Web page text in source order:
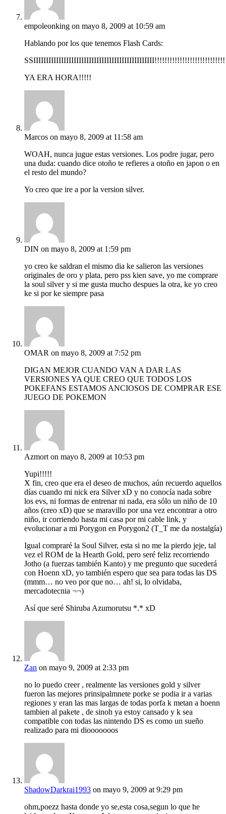
empoleonking on mayo 8, 2009 at 10:59 am
Hablando por los que tenemos Flash Cards:
YA ERA HORA!!!!!
Marcos on mayo 8, 2009 at 11:58 am
WOAH, nunca jugue estas versiones. Los podre jugar, pero
una duda: cuando dice otoño te refieres a otoño en japon o en
el resto del mundo?
Yo creo que ire a por la version silver.
DIN on mayo 8, 2009 at 1:59 pm
yo creo ke saldran el mismo dia ke salieron las versiones
originales de oro y plata, pero pss kien save, yo me comprare
la soul silver y si me gusta mucho despues la otra, ke yo creo
ke si por ke siempre pasa
OMAR on mayo 8, 2009 at 7:52 pm
DIGAN MEJOR CUANDO VAN A DAR LAS
VERSIONES YA QUE CREO QUE TODOS LOS
POKEFANS ESTAMOS ANCIOSOS DE COMPRAR ESE
JUEGO DE POKEMON
Azmort on mayo 8, 2009 at 10:53 pm
Yupi!!!!!
X fin, creo que era el deseo de muchos, aún recuerdo aquellos
días cuando mi nick era Silver xD y no conocía nada sobre
los evs, ni formas de entrenar ni nada, era sólo un niño de 10
años (creo xD) que se maravillo por una vez encontrar a otro
niño, ir corriendo hasta mi casa por mi cable link, y
evolucionar a mi Porygon en Porygon2 (T_T me da nostalgía)
Igual compraré la Soul Silver, esta si no me la pierdo jeje, tal
vez el ROM de la Hearth Gold, pero seré feliz recorriendo
Jotho (a fuerzas también Kanto) y me pregunto que sucederá
con Hoenn xD, yo también espero que sea para todas las DS
(mmm… no veo por que no… ah! si, lo olvidaba,
mercadotecnia ¬¬)
Así que seré Shiruba Azumorutsu *.* xD
Zan on mayo 9, 2009 at 2:33 pm
no lo puedo creer , realmente las versiones gold y silver
fueron las mejores prinsipalmnete porke se podia ir a varias
regiones y eran las mas largas de todas porfa k metan a hoenn
tambien al pakete , de sinoh ya estoy cansado y k sea
compatible con todas las nintendo DS es como un sueño
realizado para mi diooooooos
ShadowDarkrai1993 on mayo 9, 2009 at 9:29 pm
ohm,poezz hasta donde yo se,esta cosa,segun lo que he